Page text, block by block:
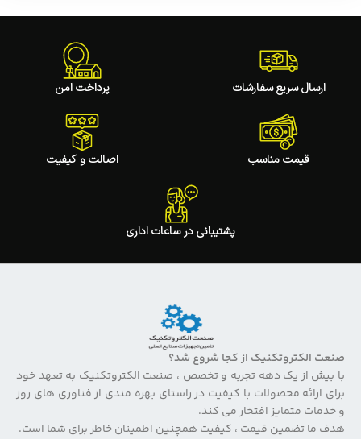
ارسال سریع سفارشات پرداخت امن
قیمت مناسب اصالت و کیفیت
پشتیبانی در ساعات اداری
صنعت الکتروتکنیک از کجا شروع شد؟
با بیش از یک دهه تجربه و تخصص ، صنعت الکتروتکنیک به تعهد خود
برای ارائه محصولات با کیفیت در راستای بهره مندی از فناوری های روز
و خدمات متمایز افتخار می کند.
هدف ما تضمین قیمت ، کیفیت همچنین اطمینان خاطر برای شما است.